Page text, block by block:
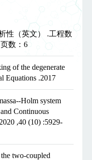
性（英文） .工程数
数：6
of the degenerate
Equations .2017
Holm system
Continuous
,40 (10) :5929-
two-coupled